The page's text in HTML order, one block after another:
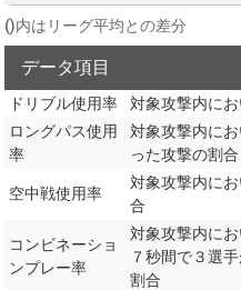
()内はリーグ平均との差分
データ項目
ドリブル使用率
対象攻撃内に
ロングパス使用
率
対象攻撃内に
った攻撃の割合
空中戦使用率
対象攻撃内に
合
コンビネーショ
ンプレー率
対象攻撃内に
７秒間で３選
割合